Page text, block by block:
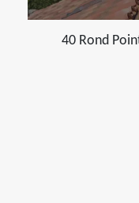
40 Rond